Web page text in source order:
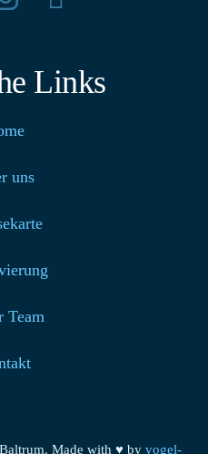
Links
uns
Team
Made with ♥ by vogel-